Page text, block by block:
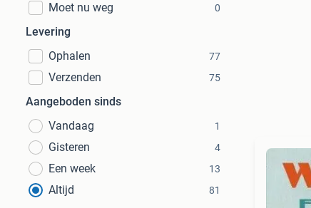
Moet nu weg
0
Levering
Ophalen
77
Verzenden 75
Aangeboden sinds
Vandaag
1
Gisteren 4
Een week 13
Altijd 81